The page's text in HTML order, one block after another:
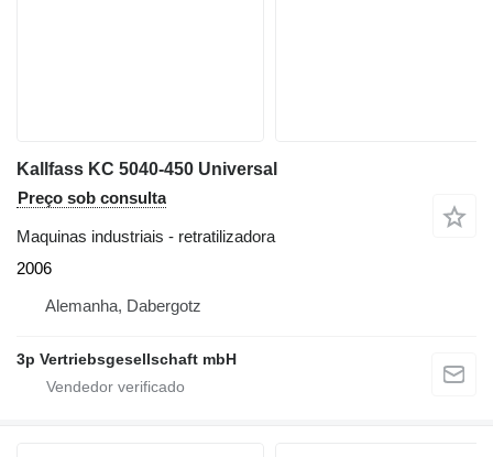
Kallfass KC 5040-450 Universal
Preço sob consulta
Maquinas industriais - retratilizadora
2006
Alemanha, Dabergotz
3p Vertriebsgesellschaft mbH